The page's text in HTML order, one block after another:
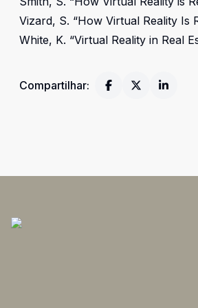
Vizard, S. “How Virtual Reality Is
White, K. “Virtual Reality in Real
Compartilhar: